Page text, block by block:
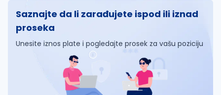
Saznajte da li zarađujete ispod ili iznad
proseka
Unesite iznos plate i pogledajte prosek za vašu poziciju